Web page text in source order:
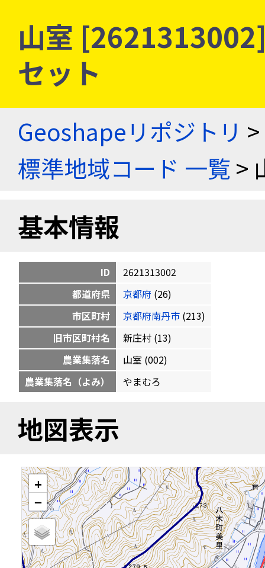
山室
セット
Geoshapeリポジトリ >
標準地域コード 一覧>
基本情報
ID
2621313002
都道府県
京都府 (26)
市区町村
京都府南丹市 (213)
旧市区町村名
新庄村 (13)
農業集落名
山室 (002)
農業集落名（よみ）
やまむろ
地図表示
+
−